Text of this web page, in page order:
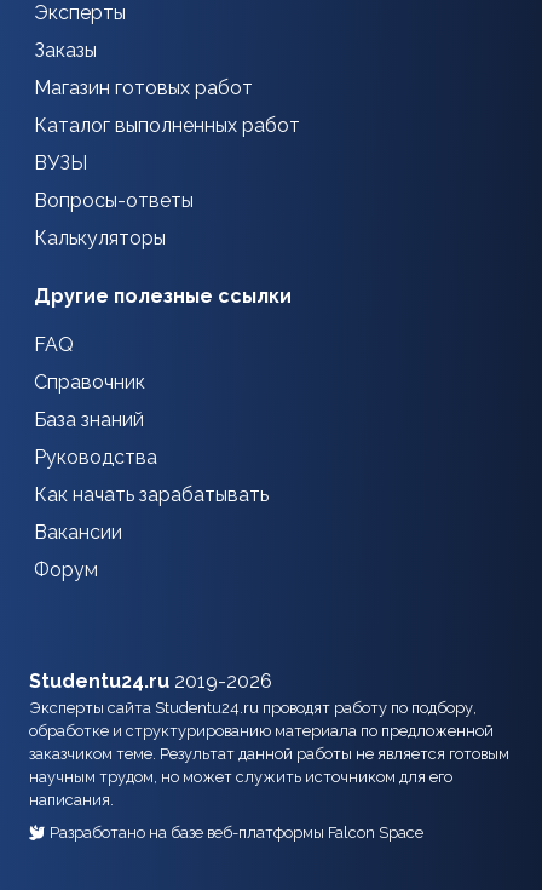
Эксперты
Заказы
Магазин готовых работ
Каталог выполненных работ
ВУЗЫ
Вопросы-ответы
Калькуляторы
Другие полезные ссылки
FAQ
Справочник
База знаний
Руководства
Как начать зарабатывать
Вакансии
Форум
Studentu24.ru 2019-2026
Эксперты сайта Studentu24.ru проводят работу по подбору,
обработке и структурированию материала по предложенной
заказчиком теме. Результат данной работы не является готовым
научным трудом, но может служить источником для его
написания.
Разработано на базе веб-платформы Falcon Space